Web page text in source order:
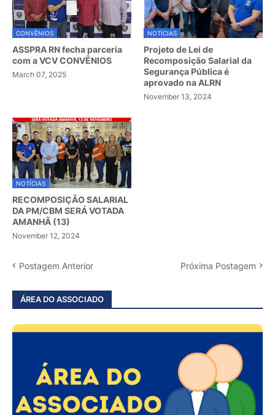
CONVÊNIOS
ASSPRA RN fecha parceria
com a VCV CONVÊNIOS
March 07, 2025
NOTÍCIAS
Projeto de Lei de
Recomposição Salarial da
Segurança Pública é
aprovado na ALRN
November 13, 2024
NOTÍCIAS
RECOMPOSIÇÃO SALARIAL
DA PM/CBM SERÁ VOTADA
AMANHÃ (13)
November 12, 2024
Postagem Anterior Próxima Postagem
ÁREA DO ASSOCIADO